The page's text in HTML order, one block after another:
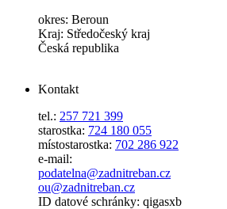
okres: Beroun
Kraj: Středočeský kraj
Česká republika
Kontakt
tel.: 257 721 399
starostka: 724 180 055
místostarostka: 702 286 922
e-mail:
podatelna@zadnitreban.cz
ou@zadnitreban.cz
ID datové schránky: qigasxb